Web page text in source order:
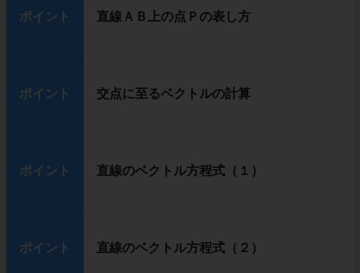
ポイント 直線ＡＢ上の点Ｐの表し方
ポイント 交点に至るベクトルの計算
ポイント 直線のベクトル方程式（１）
ポイント 直線のベクトル方程式（２）